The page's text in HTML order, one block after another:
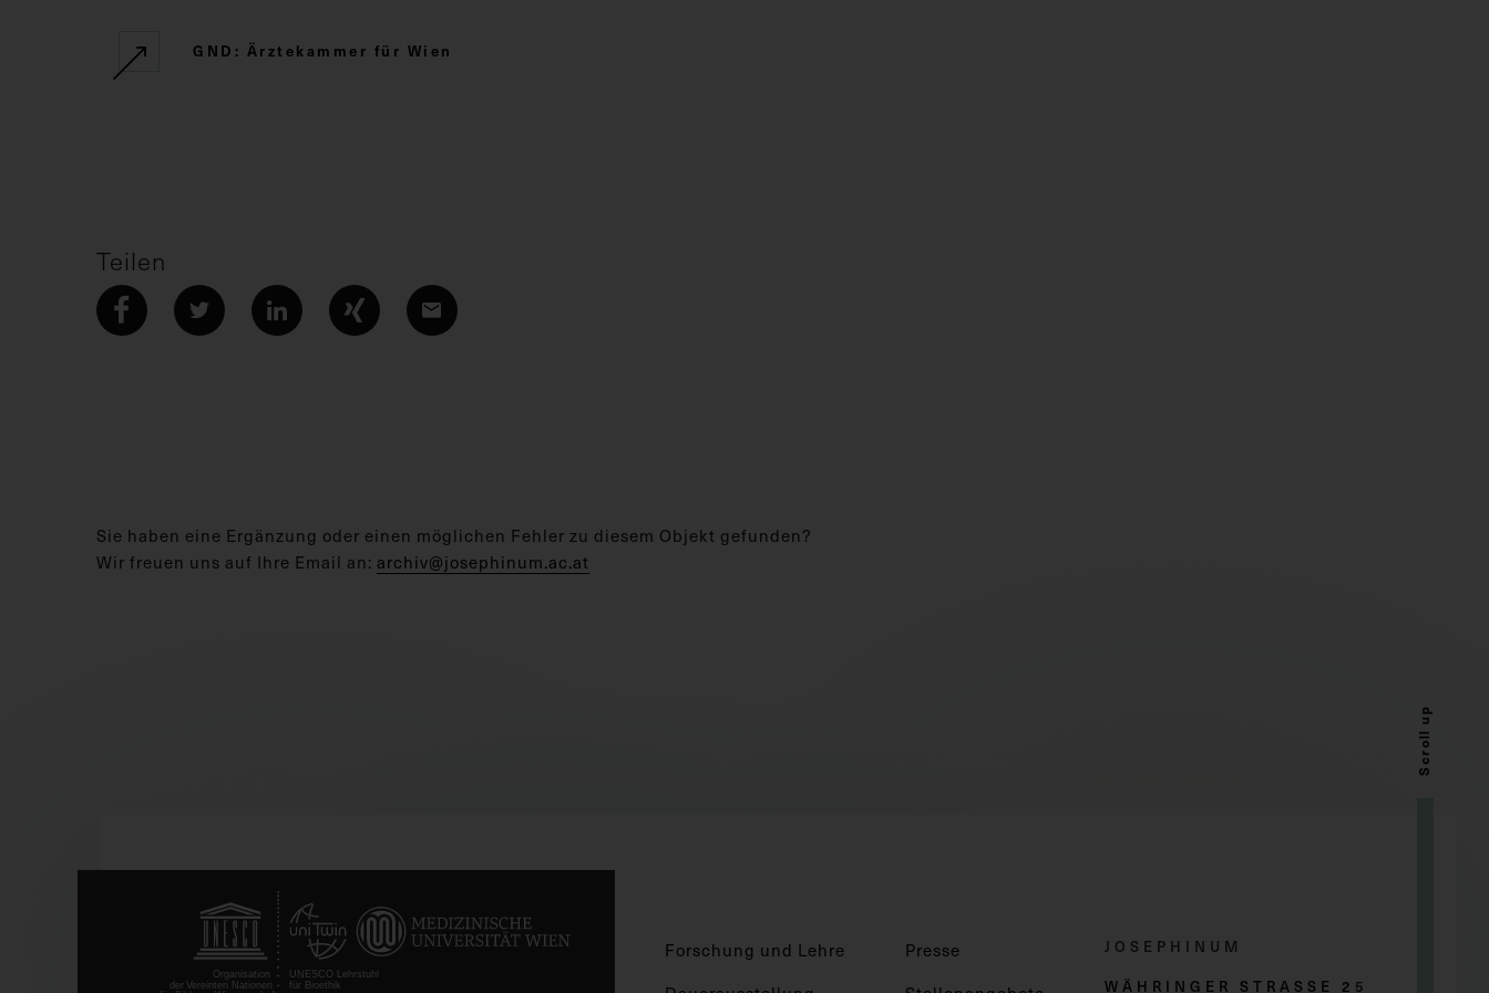
GND: Ärztekammer für Wien
Teilen
Sie haben eine Ergänzung oder einen möglichen Fehler zu diesem Objekt gefunden?
Wir freuen uns auf Ihre Email an: archiv@josephinum.ac.at
Scroll up
Forschung und Lehre
Presse
JOSEPHINUM
WÄHRINGER STRASSE 2 5